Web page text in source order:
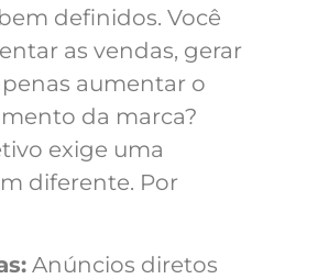
definidos. Você
as vendas, gerar
aumentar o
da marca?
exige uma
diferente. Por
Anúncios diretos